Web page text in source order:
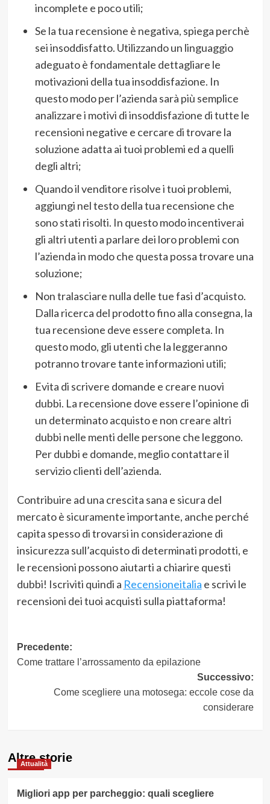
incomplete e poco utili;
Se la tua recensione è negativa, spiega perchè
sei insoddisfatto. Utilizzando un linguaggio
adeguato è fondamentale dettagliare le
motivazioni della tua insoddisfazione. In
questo modo per l’azienda sarà più semplice
analizzare i motivi di insoddisfazione di tutte le
recensioni negative e cercare di trovare la
soluzione adatta ai tuoi problemi ed a quelli
degli altri;
Quando il venditore risolve i tuoi problemi,
aggiungi nel testo della tua recensione che
sono stati risolti. In questo modo incentiverai
gli altri utenti a parlare dei loro problemi con
l’azienda in modo che questa possa trovare una
soluzione;
Non tralasciare nulla delle tue fasi d’acquisto.
Dalla ricerca del prodotto fino alla consegna, la
tua recensione deve essere completa. In
questo modo, gli utenti che la leggeranno
potranno trovare tante informazioni utili;
Evita di scrivere domande e creare nuovi
dubbi. La recensione dove essere l’opinione di
un determinato acquisto e non creare altri
dubbi nelle menti delle persone che leggono.
Per dubbi e domande, meglio contattare il
servizio clienti dell’azienda.
Contribuire ad una crescita sana e sicura del
mercato è sicuramente importante, anche perché
capita spesso di trovarsi in considerazione di
insicurezza sull’acquisto di determinati prodotti, e
le recensioni possono aiutarti a chiarire questi
dubbi! Iscriviti quindi a Recensioneitalia e scrivi le
recensioni dei tuoi acquisti sulla piattaforma!
Navigazione
articolo
Precedente:
Come trattare l’arrossamento da epilazione
Successivo:
Come scegliere una motosega: eccole cose da
considerare
Altre storie
Attualità
Migliori app per parcheggio: quali scegliere